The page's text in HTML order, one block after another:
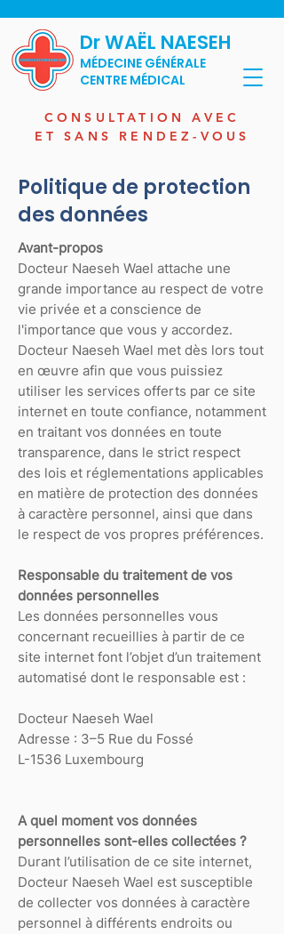
Dr WAËL NAESEH
MÉDECINE GÉNÉRALE
CENTRE MÉDICAL
CONSULTATION AVEC
ET SANS RENDEZ-VOUS
Politique de protection
des données
Avant-propos
Docteur Naeseh Wael attache une
grande importance au respect de votre
vie privée et a conscience de
l'importance que vous y accordez.
Docteur Naeseh Wael met dès lors tout
en œuvre afin que vous puissiez
utiliser les services offerts par ce site
internet en toute confiance, notamment
en traitant vos données en toute
transparence, dans le strict respect
des lois et réglementations applicables
en matière de protection des données
à caractère personnel, ainsi que dans
le respect de vos propres préférences.
Responsable du traitement de vos
données personnelles
Les données personnelles vous
concernant recueillies à partir de ce
site internet font l’objet d’un traitement
automatisé dont le responsable est :
Docteur Naeseh Wael
Adresse : 3–5 Rue du Fossé
L-1536 Luxembourg
A quel moment vos données
personnelles sont-elles collectées ?
Durant l’utilisation de ce site internet,
Docteur Naeseh Wael est susceptible
de collecter vos données à caractère
personnel à différents endroits ou